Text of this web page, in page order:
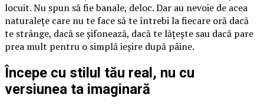
locuit. Nu spun să fie banale, deloc. Dar au nevoie de acea
naturalețe care nu te face să te întrebi la fiecare oră dacă
te strânge, dacă se șifonează, dacă te lățește sau dacă pare
prea mult pentru o simplă ieșire după pâine.
Începe cu stilul tău real, nu cu
versiunea ta imaginară